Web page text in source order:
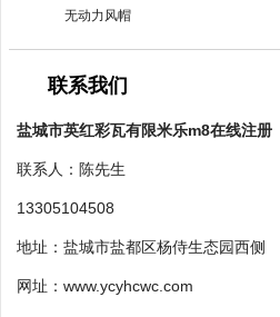
无动力风帽
联系我们
盐城市英红彩瓦有限米乐m8在线注册
联系人：陈先生
13305104508
地址：盐城市盐都区杨侍生态园西侧
网址： www.ycyhcwc.com